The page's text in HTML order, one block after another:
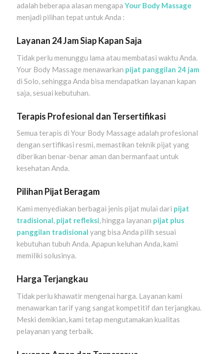
adalah beberapa alasan mengapa Your Body Massage
menjadi pilihan tepat untuk Anda :
Layanan 24 Jam Siap Kapan Saja
Tidak perlu menunggu lama atau membatasi waktu Anda.
Your Body Massage menawarkan pijat panggilan 24 jam
di Solo, sehingga Anda bisa mendapatkan layanan kapan
saja, sesuai kebutuhan.
Terapis Profesional dan Tersertifikasi
Semua terapis di Your Body Massage adalah profesional
dengan sertifikasi resmi, memastikan teknik pijat yang
diberikan benar-benar aman dan bermanfaat untuk
kesehatan Anda.
Pilihan Pijat Beragam
Kami menyediakan berbagai jenis pijat mulai dari pijat
tradisional, pijat refleksi, hingga layanan pijat plus
panggilan tradisional yang bisa Anda pilih sesuai
kebutuhan tubuh Anda. Apapun keluhan Anda, kami
memiliki solusinya.
Harga Terjangkau
Tidak perlu khawatir mengenai harga. Layanan kami
menawarkan tarif yang sangat kompetitif dan terjangkau.
Meski demikian, kami tetap mengutamakan kualitas
pelayanan yang terbaik.